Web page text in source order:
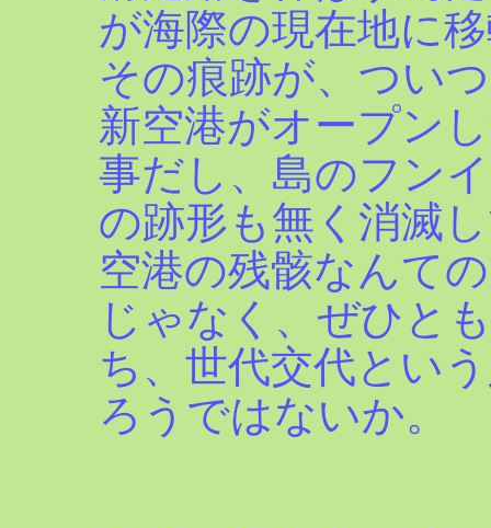
が海際の現在地に
その痕跡が、つい
新空港がオープン
事だし、島のフン
の跡形も無く消滅
空港の残骸なんて
じゃなく、ぜひと
ち、世代交代とい
ろうではないか。